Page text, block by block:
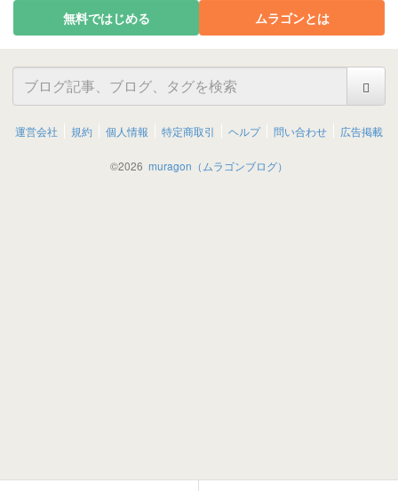
無料ではじめる ムラゴンとは
運営会社 規約 個人情報 特定商取引 ヘルプ 問い合わせ 広告掲載
©2026 muragon（ムラゴンブログ）